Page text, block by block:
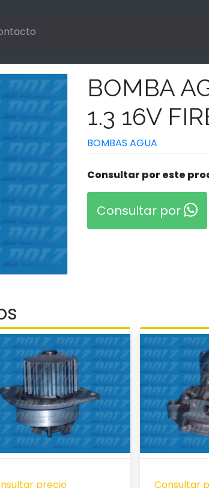
BOMBA
1.3 16V
BOMBAS AGUA
Consultar por este
Consultar por
precio Consultar